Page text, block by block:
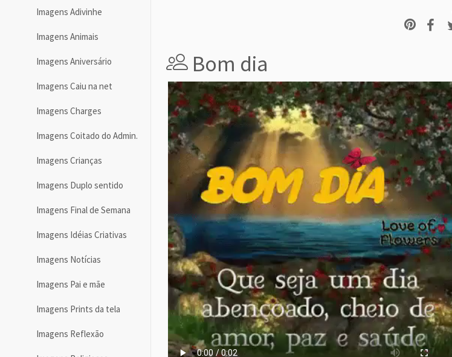
Imagens Adivinhe
Imagens Animais
Imagens Aniversário
Imagens Caiu na net
Imagens Charges
Imagens Coitado do Admin.
Imagens Crianças
Imagens Duplo sentido
Imagens Final de Semana
Imagens Idéias Criativas
Imagens Notícias
Imagens Pai e mãe
Imagens Prints da tela
Imagens Reflexão
Bom dia